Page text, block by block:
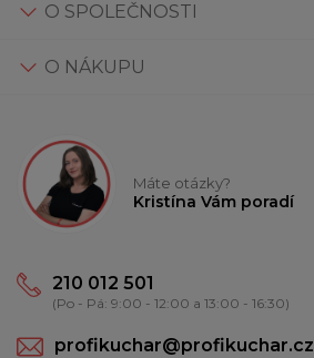
O SPOLEČNOSTI
O NÁKUPU
Máte otázky?
Kristína Vám poradí
210 012 501
(Po - Pá: 9:00 - 12:00 a 13:00 - 16:30)
profikuchar@profikuchar.cz